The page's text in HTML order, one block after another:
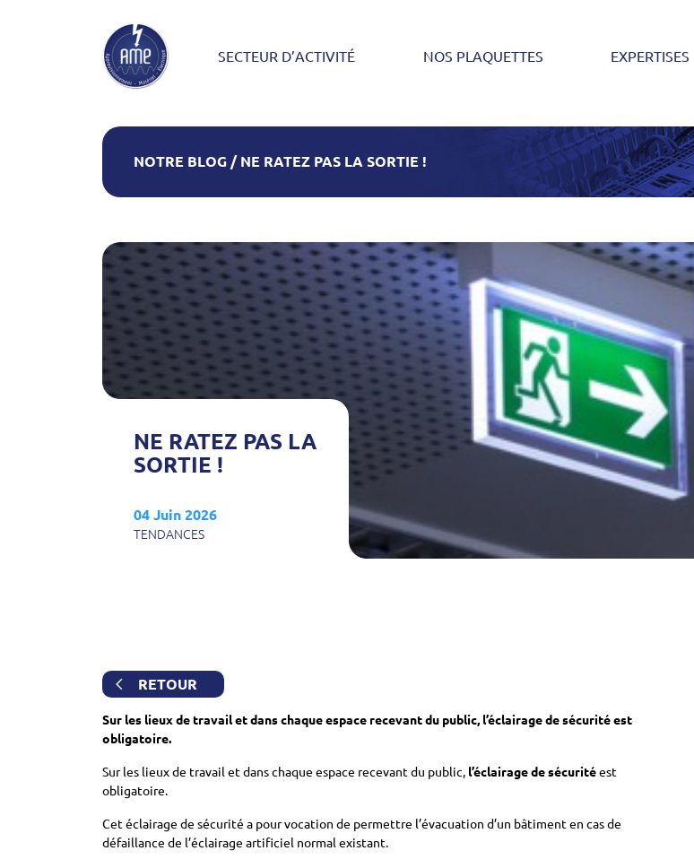
SECTEUR D’ACTIVITÉ NOS PLAQUETTES EXPERTISES
NOTRE BLOG / NE RATEZ PAS LA SORTIE !
NE RATEZ PAS LA
SORTIE !
04 Juin 2026
TENDANCES
RETOUR
Sur les lieux de travail et dans chaque espace recevant du public, l’éclairage de sécurité est
obligatoire.
Sur les lieux de travail et dans chaque espace recevant du public, l’éclairage de sécuritéest
obligatoire.
Cet éclairage de sécurité a pour vocation de permettre l’évacuation d’un bâtiment en cas de
défaillance de l’éclairage artificiel normal existant.